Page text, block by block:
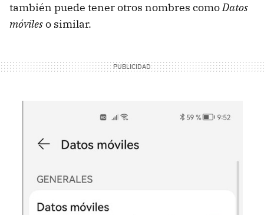
también puede tener otros nombres comoDatos
móvileso similar.